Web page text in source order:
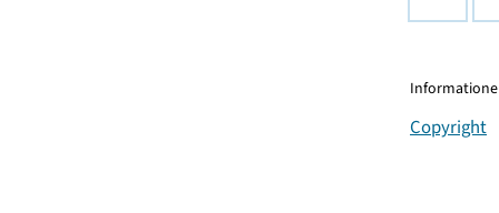
Copyright